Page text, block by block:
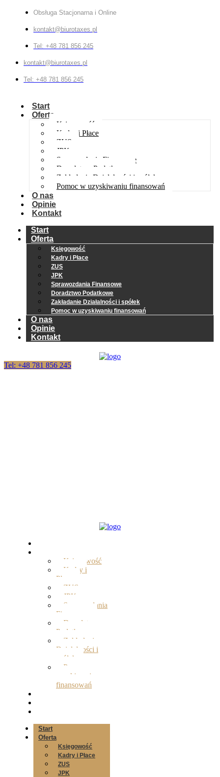
Obsługa Stacjonarna i Online
kontakt@biurotaxes.pl
Tel: +48 781 856 245
kontakt@biurotaxes.pl
Tel: +48 781 856 245
Start
Oferta
Księgowość
Kadry i Płace
ZUS
JPK
Sprawozdania Finansowe
Doradztwo Podatkowe
Zakładanie Działalności i spółek
Pomoc w uzyskiwaniu finansowań
O nas
Opinie
Kontakt
Start
Oferta
Księgowość
Kadry i Płace
ZUS
JPK
Sprawozdania Finansowe
Doradztwo Podatkowe
Zakładanie Działalności i spółek
Pomoc w uzyskiwaniu finansowań
O nas
Opinie
Kontakt
Tel: +48 781 856 245
Księgowość
Kadry i
Płace
ZUS
JPK
Sprawozdania
Finansowe
Doradztwo
Podatkowe
Zakładanie
Działalności i
spółek
Pomoc w
uzyskiwaniu
finansowań
Start
Oferta
Księgowość
Kadry i Płace
ZUS
JPK